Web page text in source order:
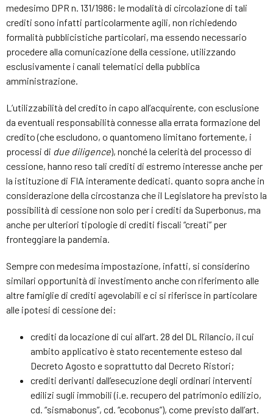
medesimo DPR n. 131/1986: le modalità di circolazione di tali
crediti sono infatti particolarmente agili, non richiedendo
formalità pubblicistiche particolari, ma essendo necessario
procedere alla comunicazione della cessione, utilizzando
esclusivamente i canali telematici della pubblica
amministrazione.
L’utilizzabilità del credito in capo all’acquirente, con esclusione
da eventuali responsabilità connesse alla errata formazione del
credito (che escludono, o quantomeno limitano fortemente, i
processi di due diligence), nonché la celerità del processo di
cessione, hanno reso tali crediti di estremo interesse anche per
la istituzione di FIA interamente dedicati. quanto sopra anche in
considerazione della circostanza che il Legislatore ha previsto la
possibilità di cessione non solo per i crediti da Superbonus, ma
anche per ulteriori tipologie di crediti fiscali “creati” per
fronteggiare la pandemia.
Sempre con medesima impostazione, infatti, si considerino
similari opportunità di investimento anche con riferimento alle
altre famiglie di crediti agevolabili e ci si riferisce in particolare
alle ipotesi di cessione dei:
crediti da locazione di cui all’art. 28 del DL Rilancio, il cui
ambito applicativo è stato recentemente esteso dal
Decreto Agosto e soprattutto dal Decreto Ristori;
crediti derivanti dall’esecuzione degli ordinari interventi
edilizi sugli immobili (i.e. recupero del patrimonio edilizio,
cd. “sismabonus”, cd. “ecobonus”), come previsto dall’art.